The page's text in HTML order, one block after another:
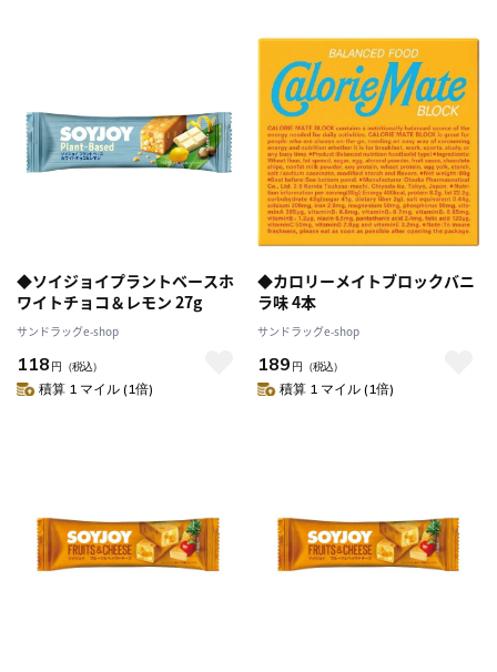
◆ソイジョイプラントベースホ
ワイトチョコ＆レモン 27g
サンドラッグe-shop
118 円 （税込）
積算 1 マイル (1倍)
◆カロリーメイトブロックバニ
ラ味 4本
サンドラッグe-shop
189 円 （税込）
積算 1 マイル (1倍)